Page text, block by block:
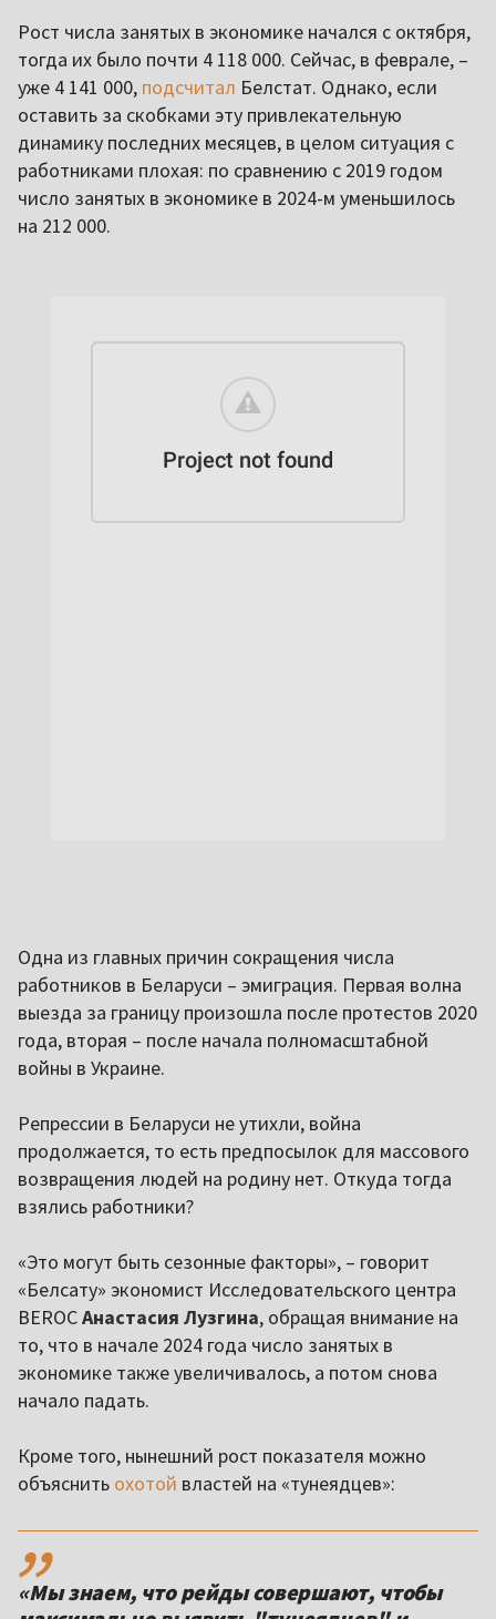
Рост числа занятых в экономике начался с октября,
тогда их было почти 4 118 000. Сейчас, в феврале, –
уже 4 141 000, подсчитал Белстат. Однако, если
оставить за скобками эту привлекательную
динамику последних месяцев, в целом ситуация с
работниками плохая: по сравнению с 2019 годом
число занятых в экономике в 2024-м уменьшилось
на 212 000.
Одна из главных причин сокращения числа
работников в Беларуси – эмиграция. Первая волна
выезда за границу произошла после протестов 2020
года, вторая – после начала полномасштабной
войны в Украине.
Репрессии в Беларуси не утихли, война
продолжается, то есть предпосылок для массового
возвращения людей на родину нет. Откуда тогда
взялись работники?
«Это могут быть сезонные факторы», – говорит
«Белсату» экономист Исследовательского центра
BEROCАнастасия Лузгина, обращая внимание на
то, что в начале 2024 года число занятых в
экономике также увеличивалось, а потом снова
начало падать.
Кроме того, нынешний рост показателя можно
объяснить охотой властей на «тунеядцев»:
,,
«Мы знаем, что рейды совершают, чтобы